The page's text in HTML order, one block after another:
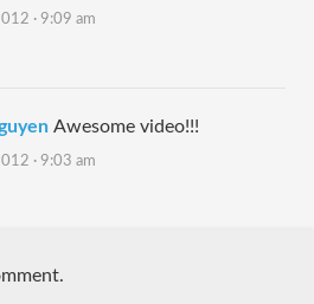
· 9:09 am
Awesome video!!!
· 9:03 am